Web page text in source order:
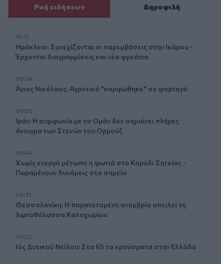
Ροή ειδήσεων Δημοφιλή
10:11
Ηράκλειο: Συνεχίζονται οι παρεμβάσεις στην Ικάρου -
Έρχονται διαγραμμίσεις και νέα φρεάτια
09:54
Άγιος Νικόλαος: Αγροτικό "καρφώθηκε" σε φορτηγό
09:50
Ιράν: Η συμφωνία με το Ομάν δεν σημαίνει πλήρες
άνοιγμα των Στενών του Ορμούζ
09:44
Χωρίς ενεργό μέτωπο η φωτιά στο Καρύδι Σητείας -
Παραμένουν δυνάμεις στο σημείο
09:31
Θεσσαλονίκη: Η παρατεταμένη ανομβρία απειλεί τη
λιμνοθάλασσα Καλοχωρίου
09:22
Ιός Δυτικού Νείλου: Στα 65 τα κρούσματα στην Ελλάδα